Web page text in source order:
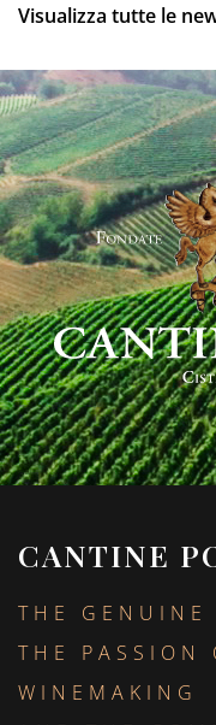
Link
Visualizza tutte le
CANTINE
THE GENUINE
THE PASSION
WINEMAKING